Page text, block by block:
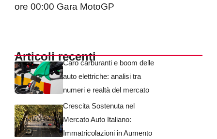
ore 00:00 Gara MotoGP
Articoli recentiCaro carburanti e boom delle
auto elettriche: analisi tra
numeri e realtà del mercato
Crescita Sostenuta nel
Mercato Auto Italiano:
Immatricolazioni in Aumento